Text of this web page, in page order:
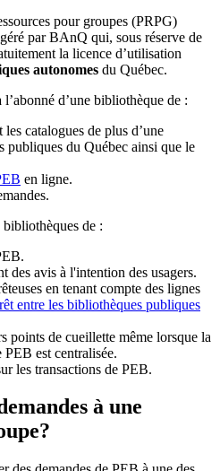
pour groupes (PRPG)
par BAnQ qui, sous réserve de
la licence d’utilisation
autonomes du Québec.
d’une bibliothèque de :
catalogues de plus d’une
publiques du Québec ainsi que le
en ligne.
de :
des avis à l'intention des usagers.
en tenant compte des lignes
entre les bibliothèques publiques
points de cueillette même lorsque la
PEB est centralisée.
les transactions de PEB.
à une